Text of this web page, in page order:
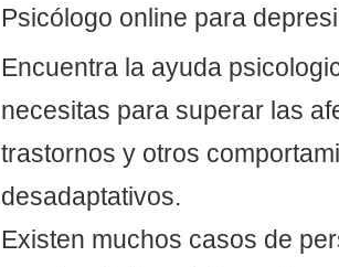
Psicólogo online para
Encuentra la ayuda
necesitas para superar las
trastornos y otros
desadaptativos.
Existen muchos casos de